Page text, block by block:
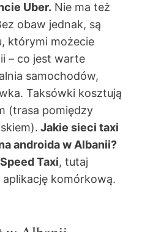
Uber. Nie ma też
obaw jednak, są
którymi możecie
– co jest warte
samochodów,
Taksówki kosztują
(trasa pomiędzy
Jakie sieci taxi
androida w Albanii?
Taxi, tutaj
komórkową.